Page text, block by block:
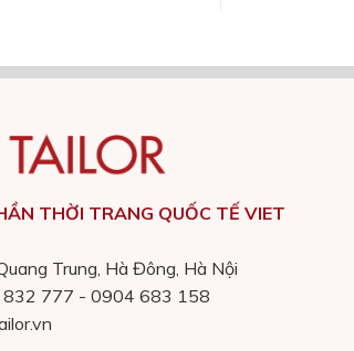
THỜI TRANG QUỐC TẾ VIET
Trung, Hà Đông, Hà Nội
777 - 0904 683 158